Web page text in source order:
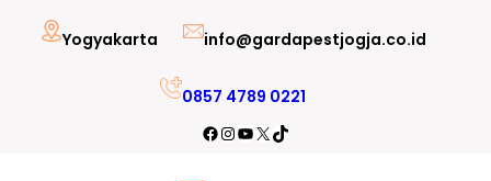
Lewati
Yogyakarta info@gardapestjogja.co.id
0857 4789 0221
Facebook
Instagram
YouTube
X TikTok